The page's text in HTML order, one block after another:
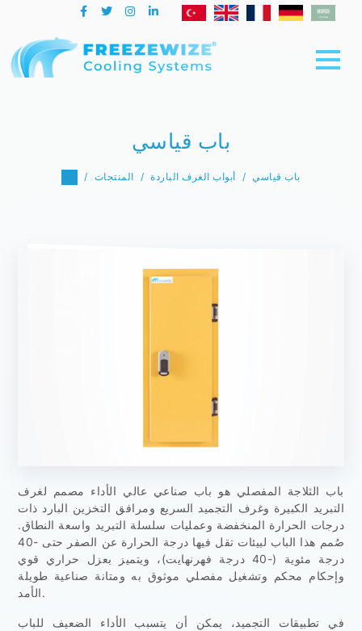
باب قياسي
المنتجات أبواب الغرف الباردة باب قياسي
باب الثلاجة المفصلي هو باب صناعي عالي الأداء مصمم لغرف
التبريد الكبيرة وغرف التجميد السريع ومرافق التخزين البارد ذات
درجات الحرارة المنخفضة وعمليات سلسلة التبريد واسعة النطاق.
صُمم هذا الباب لبيئات تقل فيها درجة الحرارة عن الصفر حتى -40
درجة مئوية (-40 درجة فهرنهايت)، ويتميز بعزل حراري قوي
وإحكام محكم وتشغيل مفصلي موثوق به ومتانة صناعية طويلة
الأمد.
في تطبيقات التجميد، يمكن أن يتسبب الأداء الضعيف للباب